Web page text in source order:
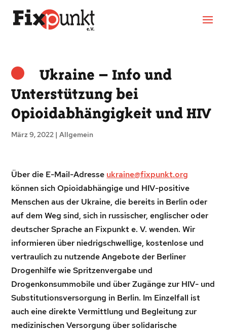
Ukraine – Info und
Unterstützung bei
Opioidabhängigkeit und HIV
März 9, 2022 |Allgemein
Über die E-Mail-Adresse ukraine@fixpunkt.org
können sich Opioidabhängige und HIV-positive
Menschen aus der Ukraine, die bereits in Berlin oder
auf dem Weg sind, sich in russischer, englischer oder
deutscher Sprache an Fixpunkt e. V. wenden. Wir
informieren über niedrigschwellige, kostenlose und
vertraulich zu nutzende Angebote der Berliner
Drogenhilfe wie Spritzenvergabe und
Drogenkonsummobile und über Zugänge zur HIV- und
Substitutionsversorgung in Berlin. Im Einzelfall ist
auch eine direkte Vermittlung und Begleitung zur
medizinischen Versorgung über solidarische